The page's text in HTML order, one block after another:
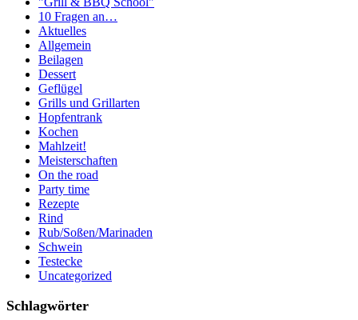
10 Fragen an…
Aktuelles
Allgemein
Beilagen
Dessert
Geflügel
Grills und Grillarten
Hopfentrank
Kochen
Mahlzeit!
Meisterschaften
On the road
Party time
Rezepte
Rind
Rub/Soßen/Marinaden
Schwein
Testecke
Uncategorized
Schlagwörter